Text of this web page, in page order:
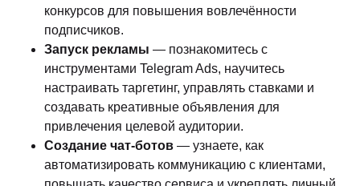
конкурсов для повышения вовлечённости
подписчиков.
Запуск рекламы — познакомитесь с
инструментами Telegram Ads, научитесь
настраивать таргетинг, управлять ставками и
создавать креативные объявления для
привлечения целевой аудитории.
Создание чат-ботов — узнаете, как
автоматизировать коммуникацию с клиентами,